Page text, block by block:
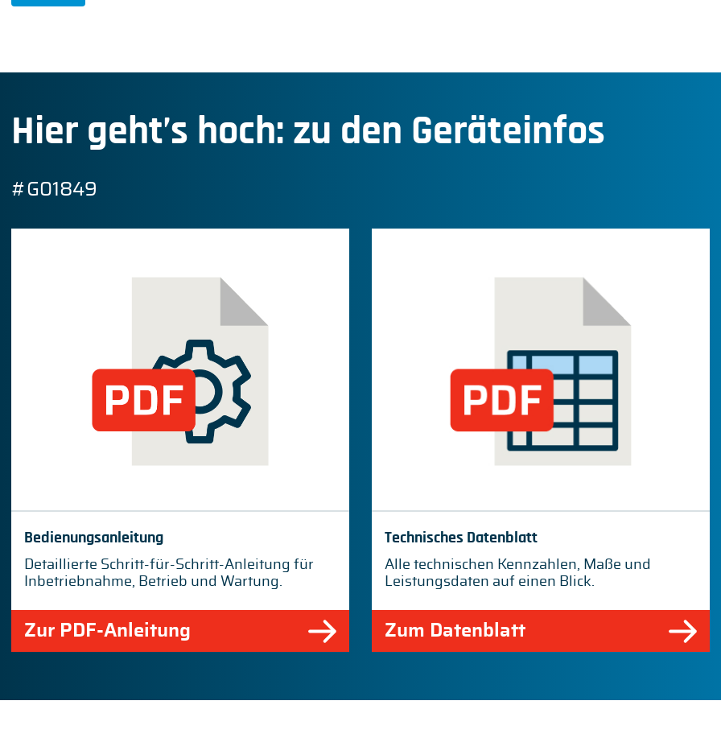
Hier geht’s hoch: zu den Geräteinfos
#G01849
Bedienungsanleitung
Detaillierte Schritt-für-Schritt-Anleitung für
Inbetriebnahme, Betrieb und Wartung.
Zur PDF-Anleitung
Technisches Datenblatt
Alle technischen Kennzahlen, Maße und
Leistungsdaten auf einen Blick.
Zum Datenblatt